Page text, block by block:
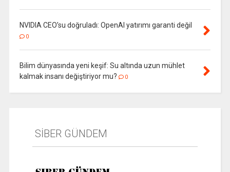
NVIDIA CEO’su doğruladı: OpenAI yatırımı garanti değil
0
Bilim dünyasında yeni keşif: Su altında uzun mühlet
kalmak insanı değiştiriyor mu?
0
SİBER GÜNDEM